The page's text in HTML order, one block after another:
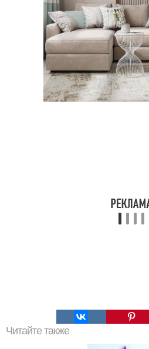
Читайте также